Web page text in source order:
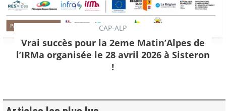
CAP-ALP
Vrai succès pour la 2eme Matin’Alpes de
l’IRMa organisée le 28 avril 2026 à Sisteron
!